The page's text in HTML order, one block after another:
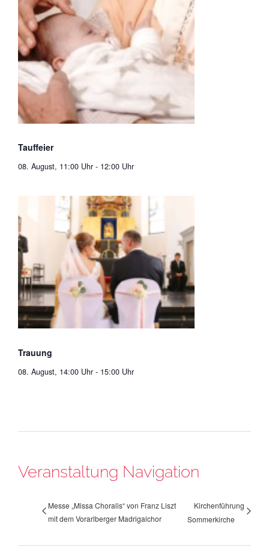
Tauffeier
08. August, 11:00 Uhr - 12:00 Uhr
Trauung
08. August, 14:00 Uhr - 15:00 Uhr
Veranstaltung Navigation
Messe „Missa Choralis“ von Franz Liszt
mit dem Vorarlberger Madrigalchor
Kirchenführung
Sommerkirche